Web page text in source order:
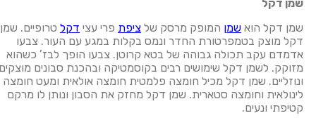
שמן דקל
שמן דקל הואשמןהמופק מרסק שלציפתפרי עצידקלטרופיים. שמן
דקל מוצק בטמפרטורת החדר ונמס בקלות במגע עם העור. צבעו
אדמדם עקב תכולה גבוהה של בטא קרוטן. צבעו הופך לבז’ כשהוא
מזוקק. לשמן דקל שימושים רבים בקוסמטיקה ובהכנת סבונים מוצקים
ונוזליים. שמן דקל מכיל חומצה פלמטית חומצה אולאית ומעט חומצה
לינולאית וחומצה סטארית. שמן דקל מחזק את הסבון ונותן לו מרקם
קטיפתי ונעים.